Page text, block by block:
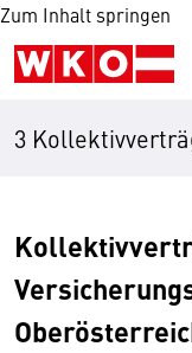
Zum Inhalt springen
3